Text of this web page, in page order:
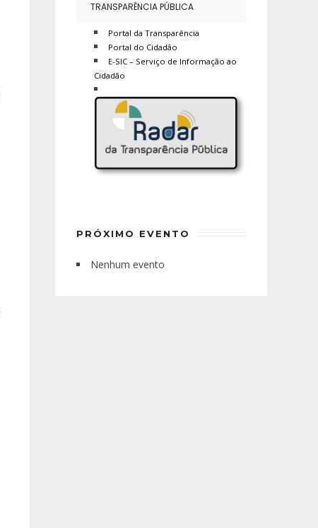
TRANSPARÊNCIA PÚBLICA
Portal da Transparência
Portal do Cidadão
E-SIC – Serviço de Informação ao
Cidadão
PRÓXIMO EVENTO
Nenhum evento